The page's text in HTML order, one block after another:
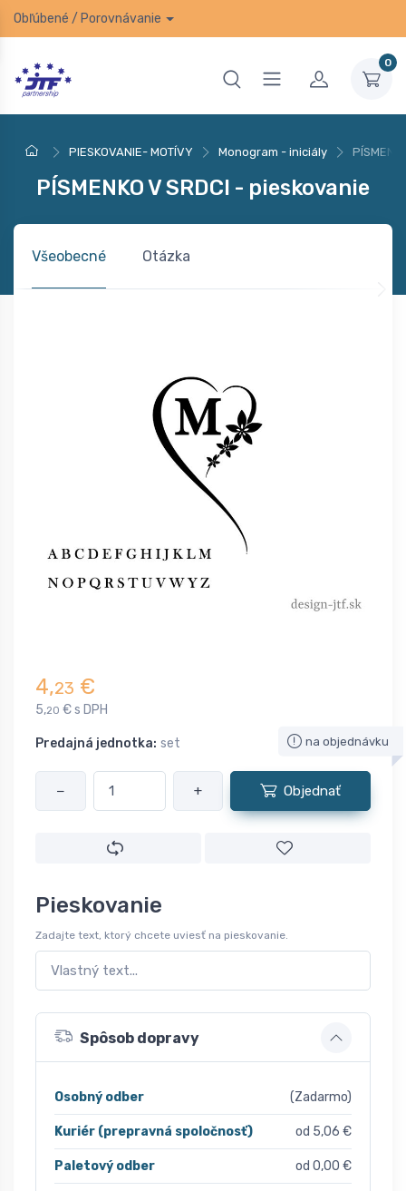
Obľúbené / Porovnávanie
0
PIESKOVANIE- MOTÍVY Monogram - iniciály
PÍSMENKO V SRDCI - pieskovanie
Všeobecné Otázka
4,23 €
5,20 € s DPH
Predajná jednotka: set na objednávku
− + Objednať
Pieskovanie
Zadajte text, ktorý chcete uviesť na pieskovanie.
Spôsob dopravy
Osobný odber (Zadarmo)
Kuriér (prepravná spoločnosť) od 5,06 €
Paletový odber od 0,00 €